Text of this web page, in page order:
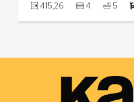
415,26 4 5